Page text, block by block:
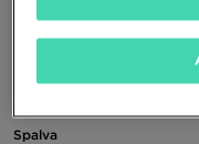
72,00 €
90,00 € -20%
(Žemiausia kaina per
140,00 € -49% (Pradinė
Spalva